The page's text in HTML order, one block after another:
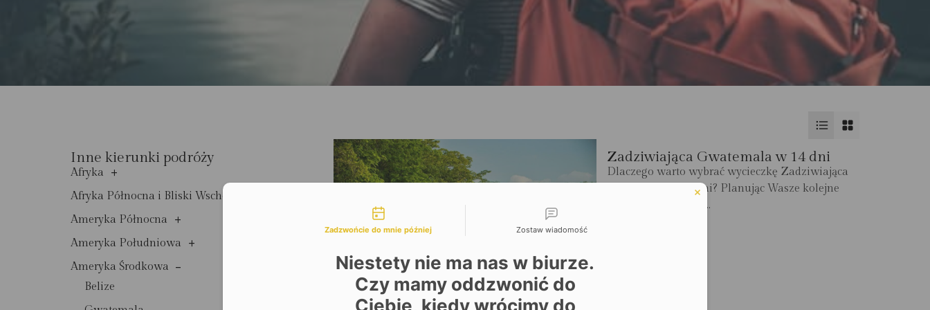
Inne kierunki podróży
Afryka +
Afryka Północna i Bliski Wschód
Ameryka Północna +
Ameryka Południowa +
Ameryka Środkowa -
Belize
Zadziwiająca Gwatemala w 14 dni
Dlaczego warto wybrać wycieczkę Zadziwiająca
Gwatemala w 14 dni? Planując Wasze kolejne
wakacje i wczasy w...
Możliwości kontaktu
Zadzwońcie do mnie później Zostaw wiadomość
Niestety nie ma nas w biurze.
Czy mamy oddzwonić do
Ciebie, kiedy wrócimy do